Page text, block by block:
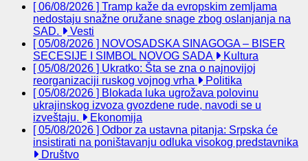
[ 06/08/2026 ] Tramp kaže da evropskim zemljama
nedostaju snažne oružane snage zbog oslanjanja na
SAD.
Vesti
[ 05/08/2026 ] NOVOSADSKA SINAGOGA – BISER
SECESIJE I SIMBOL NOVOG SADA
Kultura
[ 05/08/2026 ] Ukratko: Šta se zna o najnovijoj
reorganizaciji ruskog vojnog vrha
Politika
[ 05/08/2026 ] Blokada luka ugrožava polovinu
ukrajinskog izvoza gvozdene rude, navodi se u
izveštaju.
Ekonomija
[ 05/08/2026 ] Odbor za ustavna pitanja: Srpska će
insistirati na poništavanju odluka visokog predstavnika
Društvo